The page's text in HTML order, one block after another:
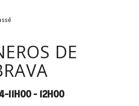
DE
11H00- 12H00